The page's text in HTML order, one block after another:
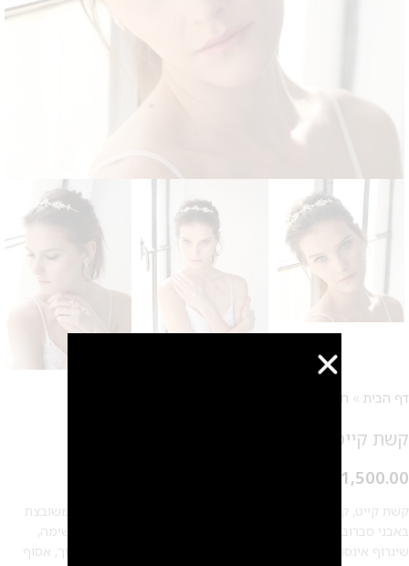
דף הבית » חנות
קשת קייט
1,500.00
קשת קייט, קשת לכלה/לארוע מצופה בזהב 24 קראט/ כסף מט ומשובצת
באבני סברובסקי Swarovski crystalפיס היסטרי בעל נוכחות מרשימה,
שיגרוף אינסוף מחמאות מתאים לכל תסרוקת שתבחרי, אסוף נמוך, אסוף